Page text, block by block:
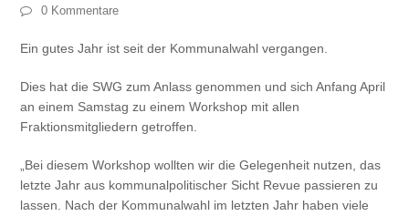
0 Kommentare
Ein gutes Jahr ist seit der Kommunalwahl vergangen.
Dies hat die SWG zum Anlass genommen und sich Anfang April
an einem Samstag zu einem Workshop mit allen
Fraktionsmitgliedern getroffen.
„Bei diesem Workshop wollten wir die Gelegenheit nutzen, das
letzte Jahr aus kommunalpolitischer Sicht Revue passieren zu
lassen. Nach der Kommunalwahl im letzten Jahr haben viele